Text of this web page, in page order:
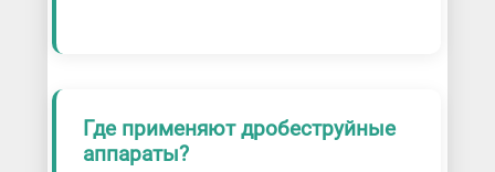
Где применяют дробеструйные
аппараты?